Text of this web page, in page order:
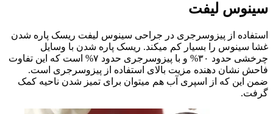
سینوس لیفت
استفاده از پیزوسرجری در جراحی سینوس لیفت ریسک پاره شدن
غشا سینوس را بسیار کم میکند. ریسک پاره شدن با وسایل
چرخشی حدود ۳۰% و با پیزوسرجری حدود ۷% است که این تفاوت
فاحش نشان دهنده مزیت بالای استفاده از پیزوسرجری است.
ضمن این که از اسپری آب هم میتوان برای تمیز شدن ناحیه کمک
گرفت.